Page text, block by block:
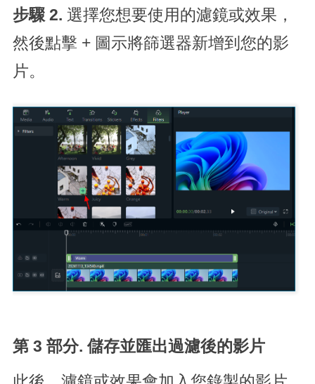
步驟 2. 選擇您想要使用的濾鏡或效果，
然後點擊 + 圖示將篩選器新增到您的影
片。
第 3 部分. 儲存並匯出過濾後的影片